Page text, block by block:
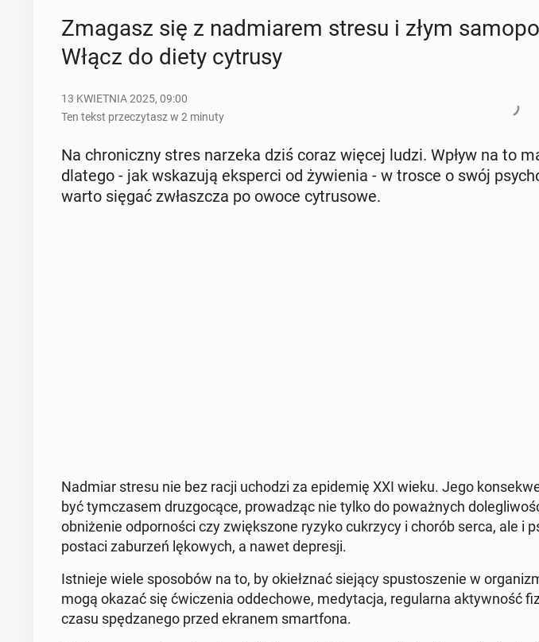
Zmagasz się z nad­mia­rem stresu i złym
Włącz do diety cytrusy
13 KWIETNIA 2025, 09:00
Ten tekst przeczytasz w 2 minuty
Na chro­nicz­ny stres narzeka dziś coraz więcej ludzi. Wpływ na to
dlatego - jak wska­zu­ją eks­per­ci od ży­wie­nia - w trosce o swój
warto sięgać zwłasz­cza po owoce cy­tru­so­we.
Nadmiar stresu nie bez racji uchodzi za epi­de­mię XXI wieku. Jego
być tym­cza­sem dru­zgo­cą­ce, pro­wa­dząc nie tylko do po­waż­nych
ob­ni­że­nie od­por­no­ści czy zwięk­szo­ne ryzyko cu­krzy­cy i chorób serca, ale i
postaci za­bu­rzeń lę­ko­wych, a nawet de­pre­sji.
Ist­nie­je wiele spo­so­bów na to, by okieł­znać siejący spu­sto­sze­nie w
mogą okazać się ćwi­cze­nia od­de­cho­we, me­dy­ta­cja, re­gu­lar­na ak­tyw­ność
czasu spę­dza­ne­go przed ekranem smart­fo­na.